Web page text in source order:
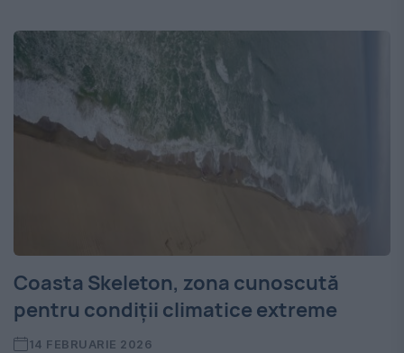
Coasta Skeleton, zona cunoscută
pentru condiții climatice extreme
14 FEBRUARIE 2026